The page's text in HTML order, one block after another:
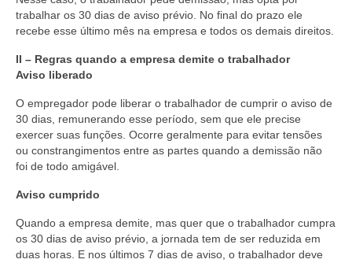
trabalhar os 30 dias de aviso prévio. No final do prazo ele
recebe esse último mês na empresa e todos os demais direitos.
II – Regras quando a empresa demite o trabalhador
Aviso liberado
O empregador pode liberar o trabalhador de cumprir o aviso de
30 dias, remunerando esse período, sem que ele precise
exercer suas funções. Ocorre geralmente para evitar tensões
ou constrangimentos entre as partes quando a demissão não
foi de todo amigável.
Aviso cumprido
Quando a empresa demite, mas quer que o trabalhador cumpra
os 30 dias de aviso prévio, a jornada tem de ser reduzida em
duas horas. E nos últimos 7 dias de aviso, o trabalhador deve